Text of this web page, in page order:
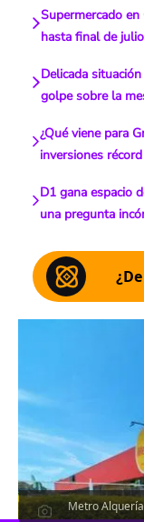
Supermercado
hasta final de
Delicada
golpe sobre la
¿Qué viene para
inversiones
D1 gana espacio
una pregunta
Metro Alquería